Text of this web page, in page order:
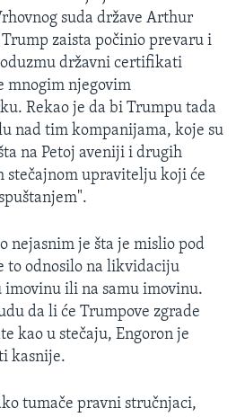
suda države Arthur
zaista počinio prevaru i
državni certifikati
mnogim njegovim
Rekao je da bi Trumpu tada
nad tim kompanijama, koje su
na Petoj aveniji i drugih
upravitelju koji će
nejasnim je šta je mislio pod
to odnosilo na likvidaciju
ili na samu imovinu.
da li će Trumpove zgrade
kao u stečaju, Engoron je
kasnije.
tumače pravni stručnjaci,